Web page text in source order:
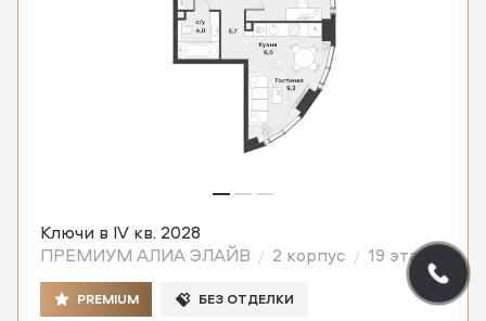
Ключи в IV кв. 2028
ПРЕМИУМ АЛИА ЭЛАЙВ
2 корпус 19 этаж
PREMIUM БЕЗ ОТДЕЛКИ